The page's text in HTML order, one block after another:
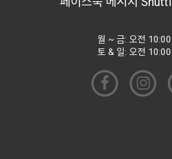
월 ~ 금: 오전
토 & 일: 오전